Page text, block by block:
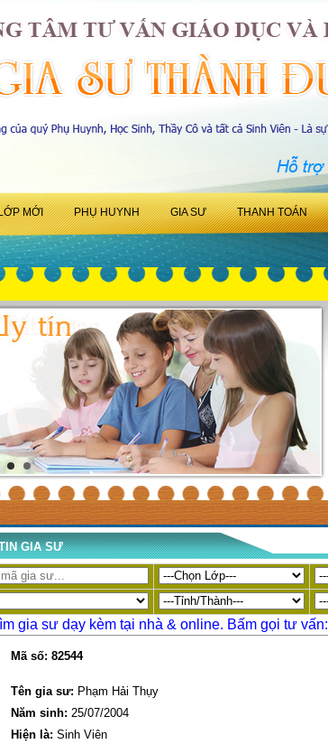
LỚP MỚI PHỤ HUYNH GIA SƯ THANH TOÁN
GIA SƯ
gia sư dạy kèm tại nhà & online. Bấm gọi tư vấn:
Mã số: 82544
Tên gia sư: Phạm Hải Thụy
Năm sinh: 25/07/2004
Hiện là: Sinh Viên